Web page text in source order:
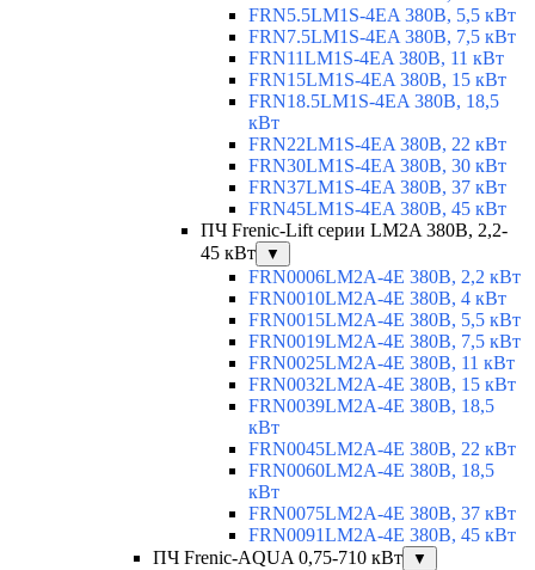
FRN5.5LM1S-4EA 380В, 5,5 кВт
FRN7.5LM1S-4EA 380В, 7,5 кВт
FRN11LM1S-4EA 380В, 11 кВт
FRN15LM1S-4EA 380В, 15 кВт
FRN18.5LM1S-4EA 380В, 18,5
кВт
FRN22LM1S-4EA 380В, 22 кВт
FRN30LM1S-4EA 380В, 30 кВт
FRN37LM1S-4EA 380В, 37 кВт
FRN45LM1S-4EA 380В, 45 кВт
ПЧ Frenic-Lift серии LM2A 380В, 2,2-
45 кВт
▼
FRN0006LM2A-4E 380В, 2,2 кВт
FRN0010LM2A-4E 380В, 4 кВт
FRN0015LM2A-4E 380В, 5,5 кВт
FRN0019LM2A-4E 380В, 7,5 кВт
FRN0025LM2A-4E 380В, 11 кВт
FRN0032LM2A-4E 380В, 15 кВт
FRN0039LM2A-4E 380В, 18,5
кВт
FRN0045LM2A-4E 380В, 22 кВт
FRN0060LM2A-4E 380В, 18,5
кВт
FRN0075LM2A-4E 380В, 37 кВт
FRN0091LM2A-4E 380В, 45 кВт
ПЧ Frenic-AQUA 0,75-710 кВт
▼